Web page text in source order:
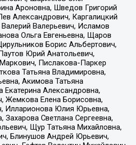
Ароновна, Шведов Григорий
Александрович, Каргалицкий
Валерьевич, Исламов
Ольга Евгеньевна, Щаров
Борис Альбертович,
Юрий Анатольевич,
Пислакова-Паркер
Татьяна Владимировна,
Акимова Татьяна
Екатерина Александровна,
Жемкова Елена Борисовна,
Илларионова Юлия Юрьевна,
Захарова Светлана Сергеевна,
Щур Татьяна Михайловна,
Блинушов Андрей Юрьевич,